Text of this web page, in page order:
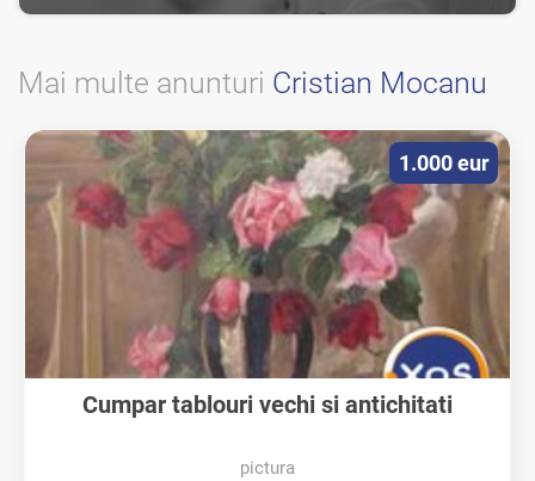
Mai multe anunturi Cristian Mocanu
Cumpar tablouri vechi si antichitati
pictura
1.000 eur